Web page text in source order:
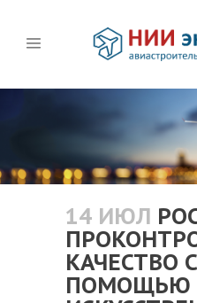
14 ИЮЛ
КАЧЕСТВО
ПОМОЩЬЮ